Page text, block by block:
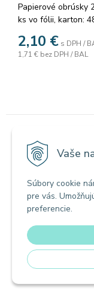
Vaše
Súbory cookie
pre vás.
preferencie.
Papierové obrúsky
ks vo fólii, karton:
2,10 € s DPH /
1,71 € bez DPH / BAL
Servítky, hygienické
Papierové